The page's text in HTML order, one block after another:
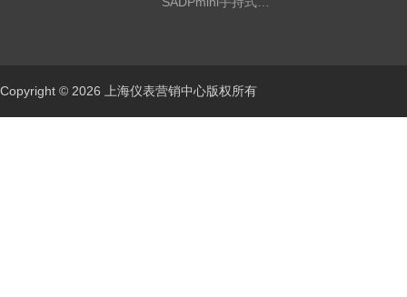
Copyright © 2026 上海仪表营销中心版权所有